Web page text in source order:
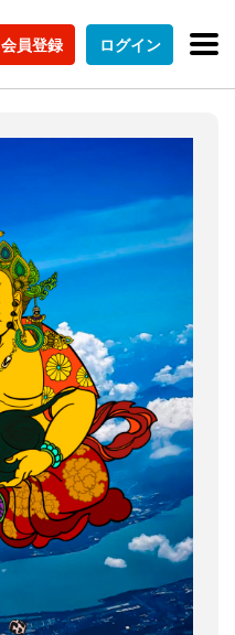
会員登録 ログイン